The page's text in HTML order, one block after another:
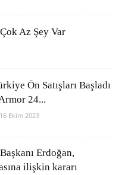
Az Şey Var
Ön Satışları Başladı
24...
16 Ekim 2023
Erdoğan,
ilişkin kararı